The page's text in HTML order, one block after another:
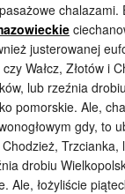
chalazami.
justerowanej
Wałcz, Złotów i
lub rzeźnia
pomorskie. Ale,
gdy, to
Chodzież,
drobiu
Ale, łożyliście